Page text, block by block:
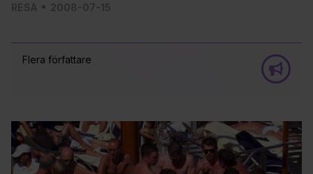
Flera författare
RESA 2008-07-15